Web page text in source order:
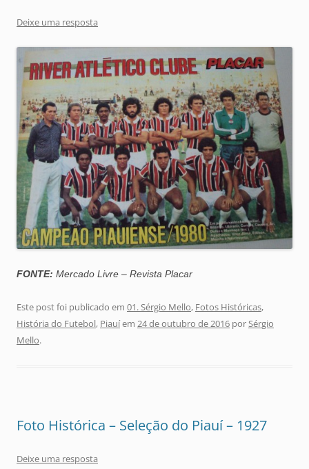
Deixe uma resposta
FONTE: Mercado Livre – Revista Placar
Este post foi publicado em 01. Sérgio Mello, Fotos Históricas,
História do Futebol, Piauíem 24 de outubro de 2016 porSérgio
Mello.
Foto Histórica – Seleção do Piauí – 1927
Deixe uma resposta